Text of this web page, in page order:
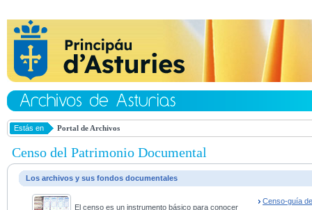
Estás en Portal de Archivos
Censo del Patrimonio Documental
Los archivos y sus fondos documentales
El censo es un instrumento básico para conocer
Censo-guía